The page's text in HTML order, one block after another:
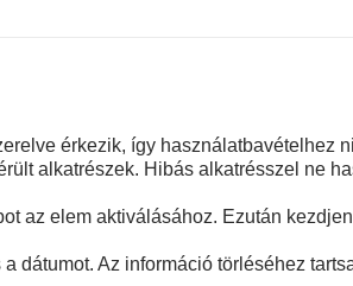
érkezik, így használatbavételhez
alkatrészek. Hibás alkatrésszel ne
az elem aktiválásához. Ezután
dátumot. Az információ törléséhez